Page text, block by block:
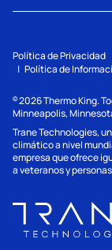
Política de Privacidad
Política de
© 2026Thermo King.
Minneapolis,
Trane Technologies,
climático a nivel
empresa que ofrece
a veteranos y